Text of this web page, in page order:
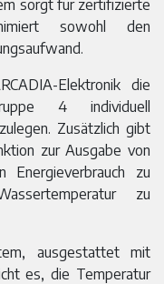
sorgt für zertifizierte
sowohl den
Elektronik die
4 individuell
Zusätzlich gibt
zur Ausgabe von
zu
zu
ausgestattet mit
es, die Temperatur